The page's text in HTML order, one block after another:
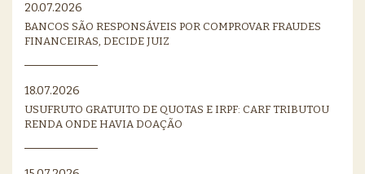
20.07.2026
BANCOS SÃO RESPONSÁVEIS POR COMPROVAR FRAUDES
FINANCEIRAS, DECIDE JUIZ
18.07.2026
USUFRUTO GRATUITO DE QUOTAS E IRPF: CARF TRIBUTOU
RENDA ONDE HAVIA DOAÇÃO